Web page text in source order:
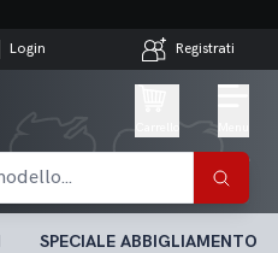
Login Registrati
SPECIALE ABBIGLIAMENTO